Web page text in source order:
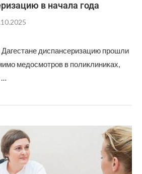
в начала года
диспансеризацию прошли
медосмотров в поликлиниках,
…